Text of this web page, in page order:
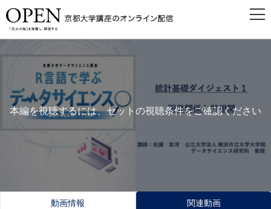
本編を視聴するには、セットの視聴条件をご確認ください
動画情報 関連動画